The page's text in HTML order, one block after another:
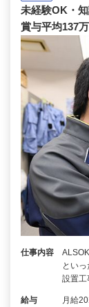
未経験OK・
賞与平均137
仕事内容
とい
設置
給与
月給